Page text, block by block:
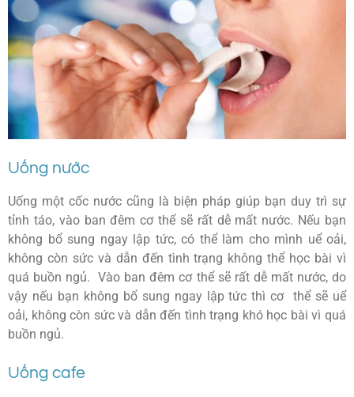
Uống nước
Uống một cốc nước cũng là biện pháp giúp bạn duy trì sự
tỉnh táo, vào ban đêm cơ thể sẽ rất dễ mất nước. Nếu bạn
không bổ sung ngay lập tức, có thể làm cho mình uể oải,
không còn sức và dẫn đến tình trạng không thể học bài vì
quá buồn ngủ. Vào ban đêm cơ thể sẽ rất dễ mất nước, do
vậy nếu bạn không bổ sung ngay lập tức thì cơ thể sẽ uể
oải, không còn sức và dẫn đến tình trạng khó học bài vì quá
buồn ngủ.
Uống cafe